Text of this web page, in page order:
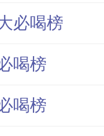
必喝榜
喝榜
喝榜